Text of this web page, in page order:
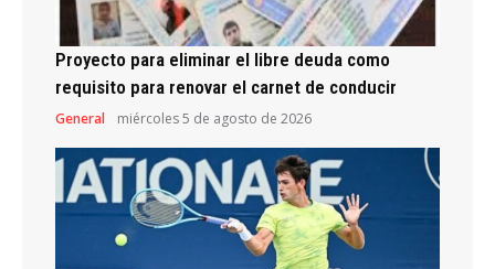
Proyecto para eliminar el libre deuda como
requisito para renovar el carnet de conducir
General miércoles 5 de agosto de 2026